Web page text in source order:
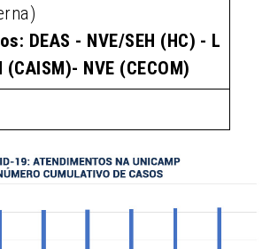
DEAS - NVE/SEH (HC) - L
(CAISM)- NVE (CECOM)